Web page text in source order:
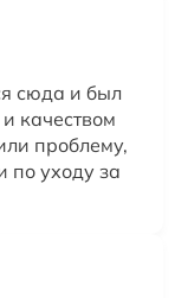
сюда и был
качеством
проблему,
по уходу за